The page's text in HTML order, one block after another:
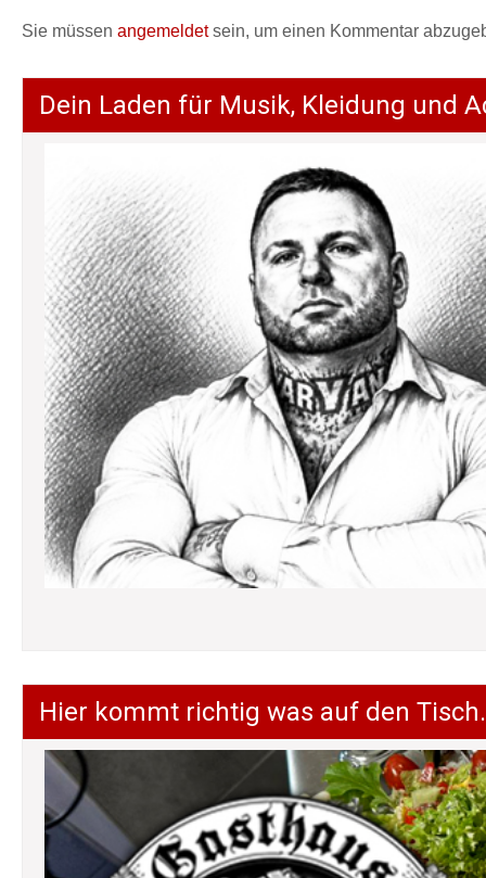
Sie müssen angemeldetsein, um einen Kommentar
Dein Laden für Musik, Kleidung und
Hier kommt richtig was auf den Tisch.